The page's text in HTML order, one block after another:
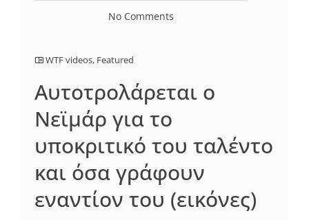
No Comments
WTF videos, Featured
Αυτοτρολάρεται ο
Νεϊμάρ για το
υποκριτικό του ταλέντο
και όσα γράφουν
εναντίον του (εικόνες)